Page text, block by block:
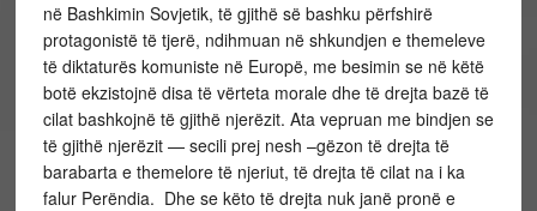
në Bashkimin Sovjetik, të gjithë së bashku përfshirë
protagonistë të tjerë, ndihmuan në shkundjen e themeleve
të diktaturës komuniste në Europë, me besimin se në këtë
botë ekzistojnë disa të vërteta morale dhe të drejta bazë të
cilat bashkojnë të gjithë njerëzit. Ata vepruan me bindjen se
të gjithë njerëzit — secili prej nesh –gëzon të drejta të
barabarta e themelore të njeriut, të drejta të cilat na i ka
falur Perëndia. Dhe se këto të drejta nuk janë pronë e